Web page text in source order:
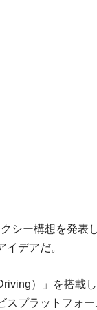
シー構想を発表
デアだ。
）」を搭載
プラットフォー